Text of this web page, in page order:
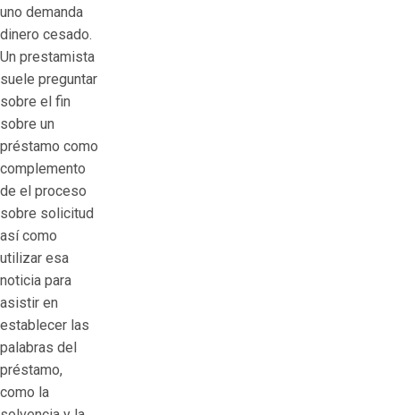
uno demanda
dinero cesado.
Un prestamista
suele preguntar
sobre el fin
sobre un
préstamo como
complemento
de el proceso
sobre solicitud
así­ como
utilizar esa
noticia para
asistir en
establecer las
palabras del
préstamo,
como la